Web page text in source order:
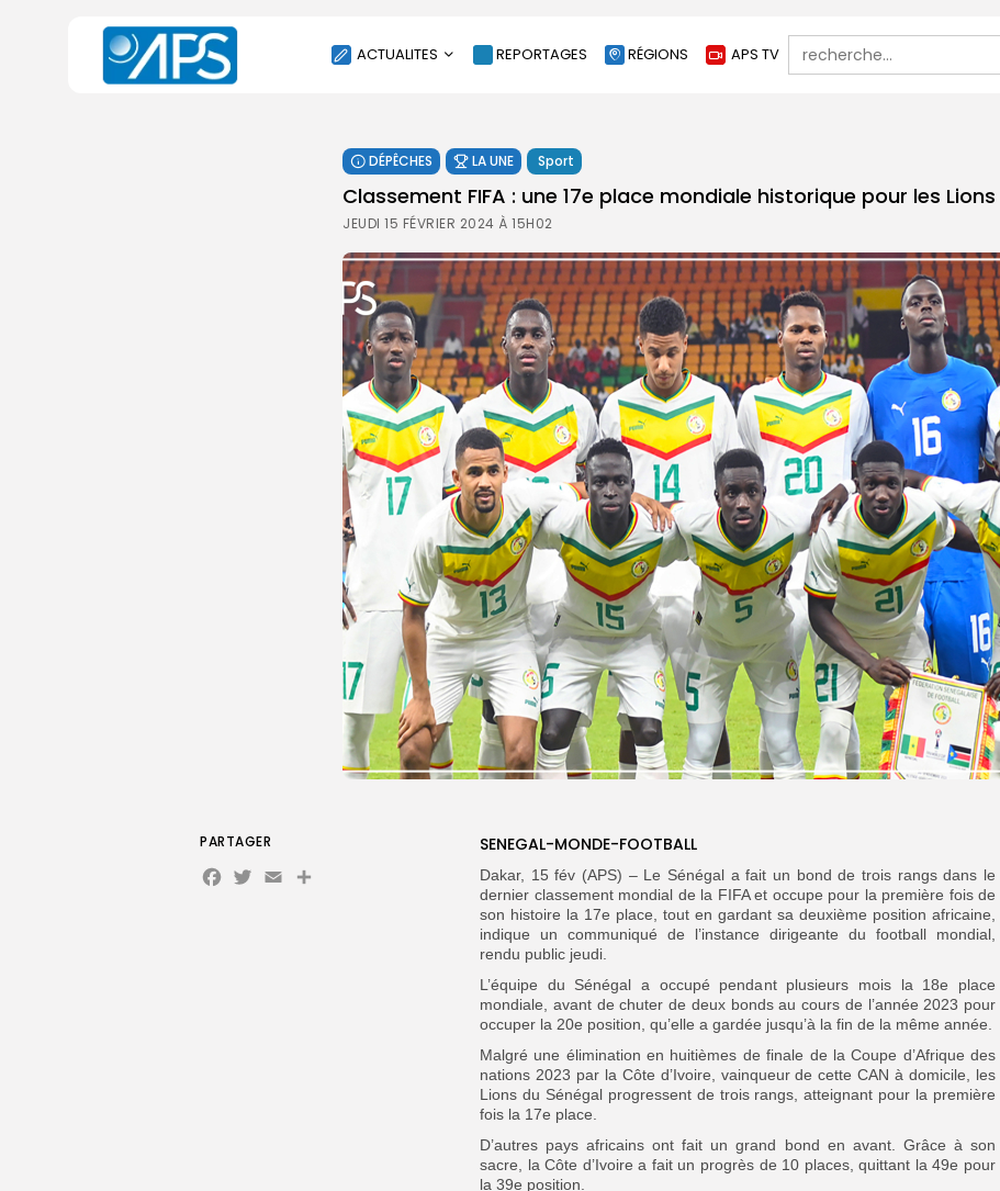
ACTUALITES
SOCIÉTÉ
ÉCONOMIE
CULTURE
SPORT
ENVIRONNEMENT
INTERNATIONAL
AGENDA
SANTE
REPORTAGES RÉGIONS APS TV
Search
for:
DÉPÊCHES LA UNE Sport
Classement FIFA : une 17e place mondiale historique pour les Lions
JEUDI 15 FÉVRIER 2024 À 15H02
SENEGAL-MONDE-FOOTBALL
Dakar, 15 fév (APS) – Le Sénégal a fait un bond de trois rangs dans le
dernier classement mondial de la FIFA et occupe pour la première fois de
son histoire la 17e place, tout en gardant sa deuxième position africaine,
indique un communiqué de l’instance dirigeante du football mondial,
rendu public jeudi.
L’équipe du Sénégal a occupé pendant plusieurs mois la 18e place
mondiale, avant de chuter de deux bonds au cours de l’année 2023 pour
occuper la 20e position, qu’elle a gardée jusqu’à la fin de la même année.
Malgré une élimination en huitièmes de finale de la Coupe d’Afrique des
nations 2023 par la Côte d’Ivoire, vainqueur de cette CAN à domicile, les
Lions du Sénégal progressent de trois rangs, atteignant pour la première
fois la 17e place.
D’autres pays africains ont fait un grand bond en avant. Grâce à son
sacre, la Côte d’Ivoire a fait un progrès de 10 places, quittant la 49e pour
la 39e position.
PARTAGER
Facebook
Twitter
EmailPartager